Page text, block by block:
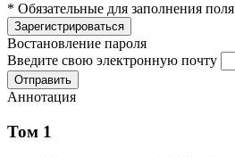
* Обязательные для заполнения поля
Востановление пароля
Введите свою электронную почту
Аннотация
Том 1